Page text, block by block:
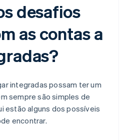
desafios
as contas a
integradas possam ter um
sempre são simples de
estão alguns dos possíveis
encontrar.